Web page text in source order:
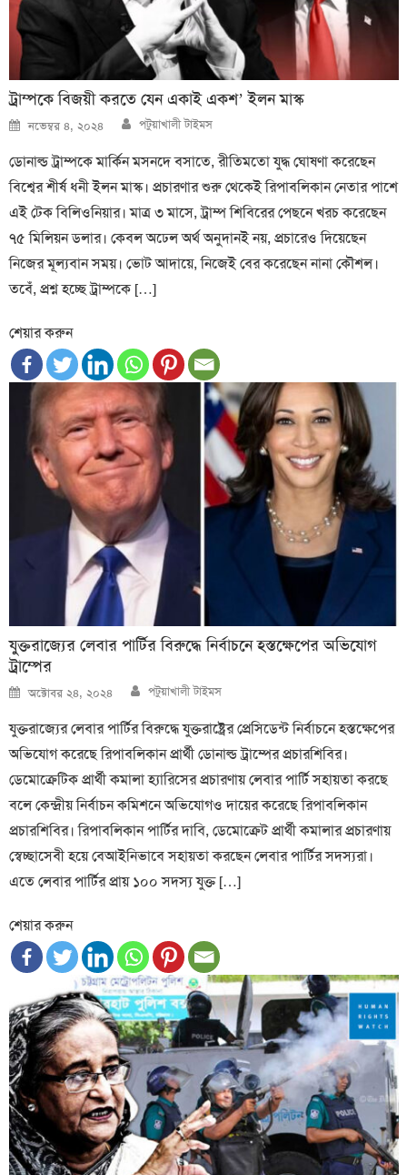
ট্রাম্পকে বিজয়ী করতে যেন একাই একশ’ ইলন মাস্ক
Posted
on
নভেম্বর ৪, ২০২৪ Author
পটুয়াখালী টাইমস
ডোনাল্ড ট্রাম্পকে মার্কিন মসনদে বসাতে, রীতিমতো যুদ্ধ ঘোষণা করেছেন
বিশ্বের শীর্ষ ধনী ইলন মাস্ক। প্রচারণার শুরু থেকেই রিপাবলিকান নেতার পাশে
এই টেক বিলিওনিয়ার। মাত্র ৩ মাসে, ট্রাম্প শিবিরের পেছনে খরচ করেছেন
৭৫ মিলিয়ন ডলার। কেবল অঢেল অর্থ অনুদানই নয়, প্রচারেও দিয়েছেন
নিজের মূল্যবান সময়। ভোট আদায়ে, নিজেই বের করেছেন নানা কৌশল।
তবেঁ, প্রশ্ন হচ্ছে ট্রাম্পকে […]
শেয়ার করুন
যুক্তরাজ্যের লেবার পার্টির বিরুদ্ধে নির্বাচনে হস্তক্ষেপের অভিযোগ
ট্রাম্পের
Posted
on
অক্টোবর ২৪, ২০২৪ Author
পটুয়াখালী টাইমস
যুক্তরাজ্যের লেবার পার্টির বিরুদ্ধে যুক্তরাষ্ট্রের প্রেসিডেন্ট নির্বাচনে হস্তক্ষেপের
অভিযোগ করেছে রিপাবলিকান প্রার্থী ডোনাল্ড ট্রাম্পের প্রচারশিবির।
ডেমোক্রেটিক প্রার্থী কমালা হ্যারিসের প্রচারণায় লেবার পার্টি সহায়তা করছে
বলে কেন্দ্রীয় নির্বাচন কমিশনে অভিযোগও দায়ের করেছে রিপাবলিকান
প্রচারশিবির। রিপাবলিকান পার্টির দাবি, ডেমোক্রেট প্রার্থী কমালার প্রচারণায়
স্বেচ্ছাসেবী হয়ে বেআইনিভাবে সহায়তা করছেন লেবার পার্টির সদস্যরা।
এতে লেবার পার্টির প্রায় ১০০ সদস্য যুক্ত […]
শেয়ার করুন